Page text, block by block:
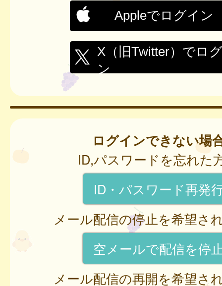
Appleでログイン
X（旧Twitter）でロ
ン
ログインできない場
ID,パスワードを忘れた
ID・パスワード再発
メール配信の停止を希望さ
空メールで配信を停
メール配信の再開を希望さ